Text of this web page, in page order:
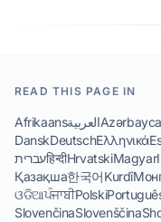
READ THIS PAGE IN
Afrikaansالعربية
DanskDeutschΕλληνικά
עבריתहिन्दीHrvatskiMagyar
Қазақша한국어Kurdî
ଓଡିଆਪੰਜਾਬੀPolski
SlovenčinaSlovenščina